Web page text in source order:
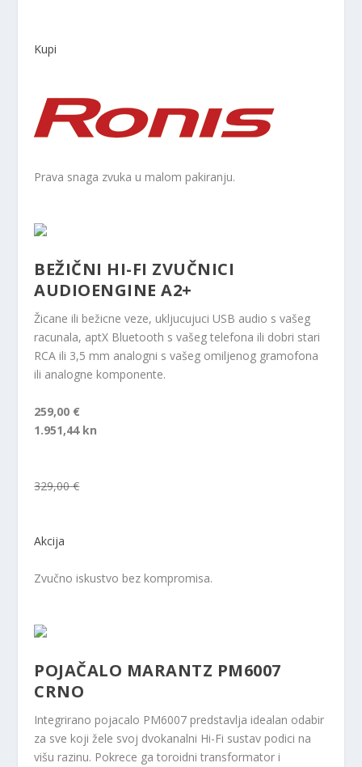
Kupi
Prava snaga zvuka u malom pakiranju.
BEŽIČNI HI-FI ZVUČNICI
AUDIOENGINE A2+
Žicane ili bežicne veze, ukljucujuci USB audio s vašeg
racunala, aptX Bluetooth s vašeg telefona ili dobri stari
RCA ili 3,5 mm analogni s vašeg omiljenog gramofona
ili analogne komponente.
259,00 €
1.951,44 kn
329,00 €
Akcija
Zvučno iskustvo bez kompromisa.
POJAČALO MARANTZ PM6007
CRNO
Integrirano pojacalo PM6007 predstavlja idealan odabir
za sve koji žele svoj dvokanalni Hi-Fi sustav podici na
višu razinu. Pokrece ga toroidni transformator i